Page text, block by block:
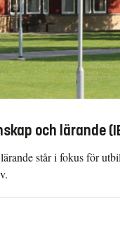
och lärande
står i fokus för